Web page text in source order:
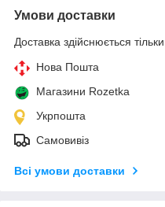
Умови доставки
Доставка здійснюється
Нова Пошта
Магазини Rozetka
Укрпошта
Самовивіз
Всі умови доставки